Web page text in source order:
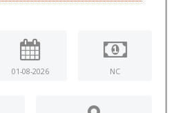
01-08-2026 NC